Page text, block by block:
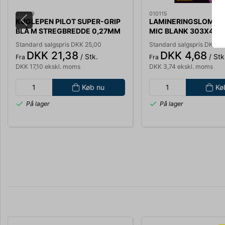
010019
KUGLEPEN PILOT SUPER-GRIP
BLÅ M STREGBREDDE 0,27MM
524424
Standard salgspris DKK 25,00
Fra DKK 21,38 / Stk.
DKK 17,10 ekskl. moms
Køb nu
På lager
010115
LAMINERINGSLOMME
MIC BLANK
5306207
Standard salgspris DKK
Fra DKK 4,68 /
DKK 3,74 ekskl. moms
På lager